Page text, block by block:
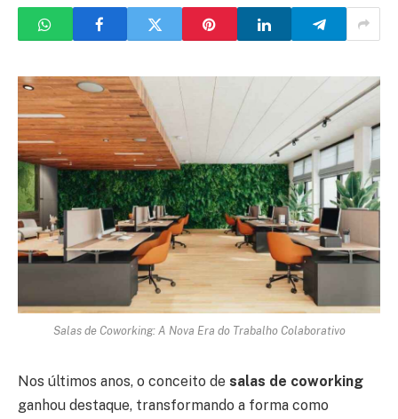
Salas de Coworking: A Nova Era do Trabalho Colaborativo
Nos últimos anos, o conceito de salas de coworking
ganhou destaque, transformando a forma como